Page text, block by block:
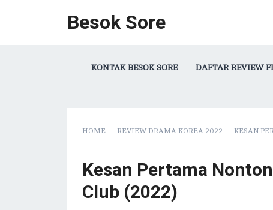
Besok Sore
KONTAK BESOK SORE DAFTAR REVIEW
HOME REVIEW DRAMA KOREA 2022 KESAN
Kesan Pertama
Club (2022)